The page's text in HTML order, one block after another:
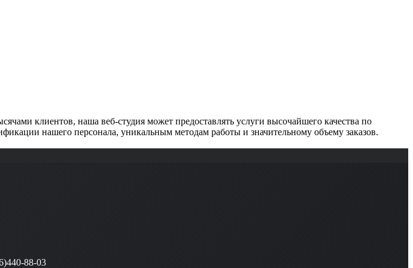
клиентов, наша веб-студия может предоставлять услуги высочайшего качества по
нашего персонала, уникальным методам работы и значительному объему заказов.
88-03